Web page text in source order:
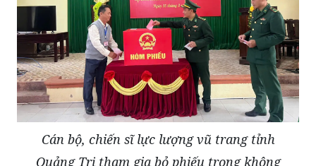
Cán bộ, chiến sĩ lực lượng vũ trang tỉnh
Quảng Trị tham gia bỏ phiếu trong không